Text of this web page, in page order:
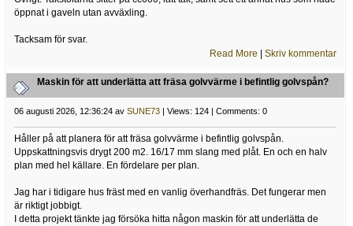
öppnat i gaveln utan avväxling.
Tacksam för svar.
Read More |Skriv kommentar
Maskin för att underlätta att fräsa golvvärme i befintlig golvspån?
06 augusti 2026, 12:36:24 av SUNE73| Views: 124 | Comments: 0
Håller på att planera för att fräsa golvvärme i befintlig golvspån.
Uppskattningsvis drygt 200 m2. 16/17 mm slang med plåt. En och en halv
plan med hel källare. En fördelare per plan.
Jag har i tidigare hus fräst med en vanlig överhandfräs. Det fungerar men
är riktigt jobbigt.
I detta projekt tänkte jag försöka hitta någon maskin för att underlätta de